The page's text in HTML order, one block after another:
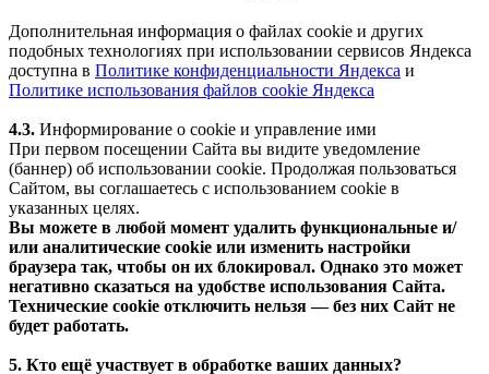
Дополнительная информация о файлах cookie и других
подобных технологиях при использовании сервисов Яндекса
доступна в Политике конфиденциальности Яндекса и
Политике использования файлов cookie Яндекса
4.3. Информирование о cookie и управление ими
При первом посещении Сайта вы видите уведомление
(баннер) об использовании cookie. Продолжая пользоваться
Сайтом, вы соглашаетесь с использованием cookie в
указанных целях.
Вы можете в любой момент удалить функциональные и/
или аналитические cookie или изменить настройки
браузера так, чтобы он их блокировал. Однако это может
негативно сказаться на удобстве использования Сайта.
Технические cookie отключить нельзя — без них Сайт не
будет работать.
5. Кто ещё участвует в обработке ваших данных?